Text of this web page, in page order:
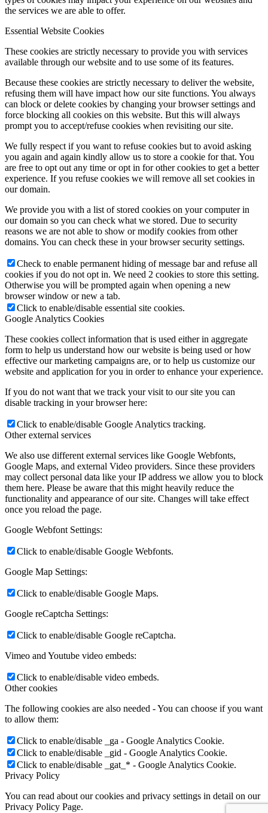
the services we are able to offer.
Essential Website Cookies
These cookies are strictly necessary to provide you with services
available through our website and to use some of its features.
Because these cookies are strictly necessary to deliver the website,
refusing them will have impact how our site functions. You always
can block or delete cookies by changing your browser settings and
force blocking all cookies on this website. But this will always
prompt you to accept/refuse cookies when revisiting our site.
We fully respect if you want to refuse cookies but to avoid asking
you again and again kindly allow us to store a cookie for that. You
are free to opt out any time or opt in for other cookies to get a better
experience. If you refuse cookies we will remove all set cookies in
our domain.
We provide you with a list of stored cookies on your computer in
our domain so you can check what we stored. Due to security
reasons we are not able to show or modify cookies from other
domains. You can check these in your browser security settings.
Check to enable permanent hiding of message bar and refuse all
cookies if you do not opt in. We need 2 cookies to store this setting.
Otherwise you will be prompted again when opening a new
browser window or new a tab.
Click to enable/disable essential site cookies.
Google Analytics Cookies
These cookies collect information that is used either in aggregate
form to help us understand how our website is being used or how
effective our marketing campaigns are, or to help us customize our
website and application for you in order to enhance your experience.
If you do not want that we track your visit to our site you can
disable tracking in your browser here:
Click to enable/disable Google Analytics tracking.
Other external services
We also use different external services like Google Webfonts,
Google Maps, and external Video providers. Since these providers
may collect personal data like your IP address we allow you to block
them here. Please be aware that this might heavily reduce the
functionality and appearance of our site. Changes will take effect
once you reload the page.
Google Webfont Settings:
Click to enable/disable Google Webfonts.
Google Map Settings:
Click to enable/disable Google Maps.
Google reCaptcha Settings:
Click to enable/disable Google reCaptcha.
Vimeo and Youtube video embeds:
Click to enable/disable video embeds.
Other cookies
The following cookies are also needed - You can choose if you want
to allow them:
Click to enable/disable _ga - Google Analytics Cookie.
Click to enable/disable _gid - Google Analytics Cookie.
Click to enable/disable _gat_* - Google Analytics Cookie.
Privacy Policy
You can read about our cookies and privacy settings in detail on our
Privacy Policy Page.